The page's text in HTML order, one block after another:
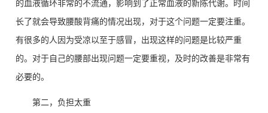
的血液循环非常的不流通，影响到了正常血液的新陈代谢。时间
长了就会导致腰酸背痛的情况出现，对于这个问题一定要注重。
有很多的人因为受凉以至于感冒，出现这样的问题是比较严重
的。对于自己的腰部出现问题一定要重视，及时的改善是非常有
必要的。
第二，负担太重